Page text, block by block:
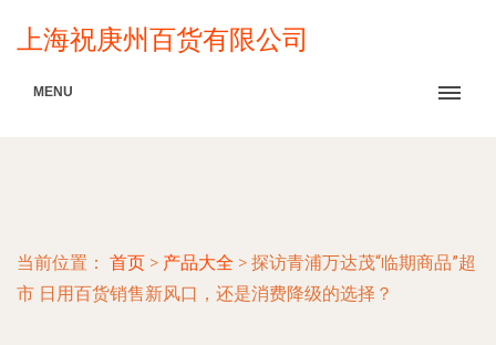
上海祝庚州百货有限公司
MENU
当前位置： 首页 > 产品大全 > 探访青浦万达茂“临期商品”超
市 日用百货销售新风口，还是消费降级的选择？